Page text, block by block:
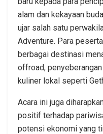
alam dan kekayaan
ujar salah satu
Adventure. Para
berbagai destinasi
offroad,
kuliner lokal seperti
Acara ini juga
positif terhadap
potensi ekonomi yang